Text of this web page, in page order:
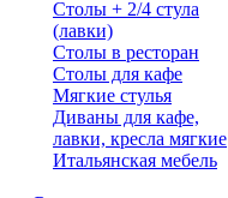
Столы + 2/4 стула
(лавки)
Столы в ресторан
Столы для кафе
Мягкие стулья
Диваны для кафе,
лавки, кресла мягкие
Итальянская мебель